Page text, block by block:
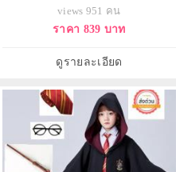
สิทธ์+หมวกสีดำ+ผ้าพันคอ
views 951 คน
ราคา 839 บาท
ดูรายละเอียด